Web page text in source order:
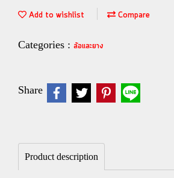
Add to wishlist Compare
Categories : ล้อและยาง
Share
Product description